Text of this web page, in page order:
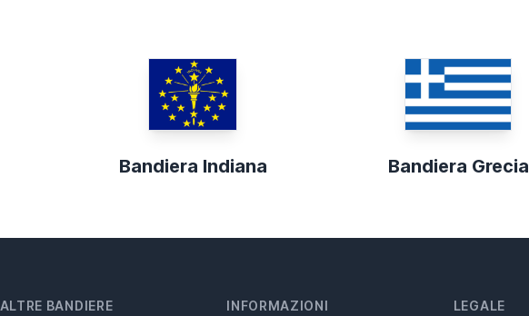
Bandiera Indiana Bandiera Grecia
ALTRE BANDIERE INFORMAZIONI LEGALE